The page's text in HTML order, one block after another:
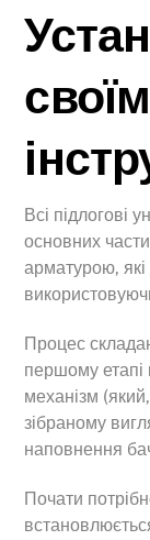
Всі підлогові
основних
арматурою,
Процес
першому етапі
механізм
зібраному
наповнення
Почати